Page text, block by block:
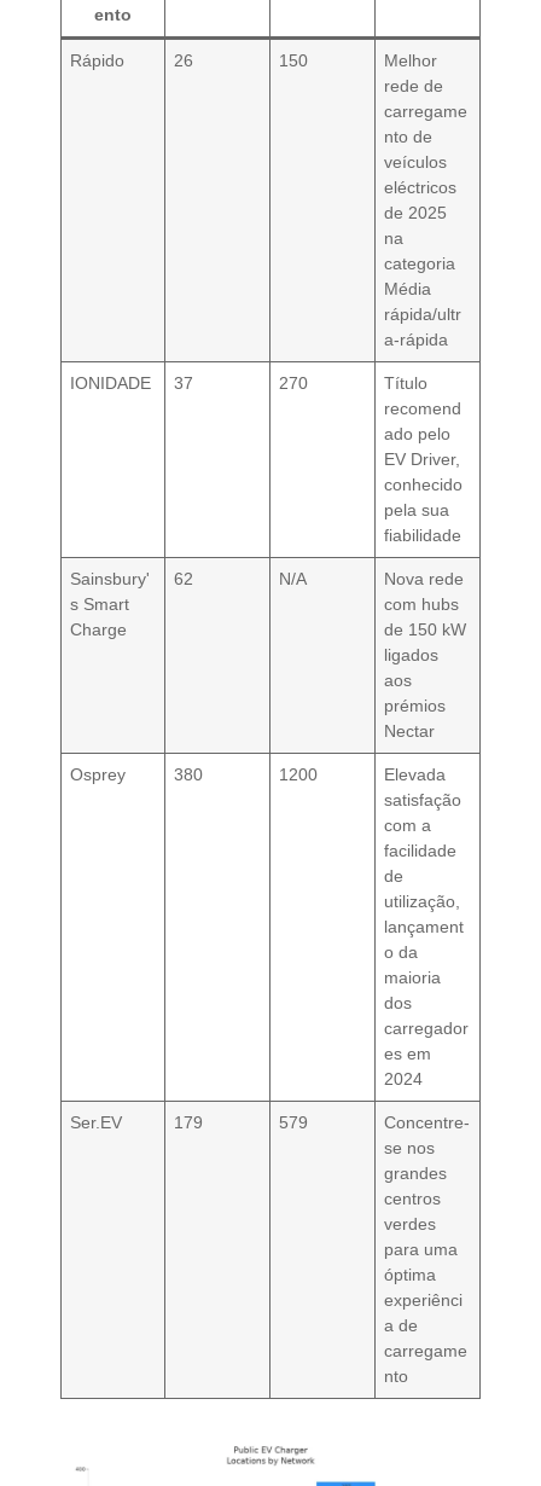
ento
Rápido 26 150
Melhor
rede de
carregame
nto de
veículos
eléctricos
de 2025
na
categoria
Média
rápida/ultr
a-rápida
IONIDADE 37 270
Título
recomend
ado pelo
EV Driver,
conhecido
pela sua
fiabilidade
Sainsbury'
s Smart
Charge
62 N/A
Nova rede
com hubs
de 150 kW
ligados
aos
prémios
Nectar
Osprey 380 1200
Elevada
satisfação
com a
facilidade
de
utilização,
lançament
o da
maioria
dos
carregador
es em
2024
Ser.EV 179 579
Concentre-
se nos
grandes
centros
verdes
para uma
óptima
experiênci
a de
carregame
nto